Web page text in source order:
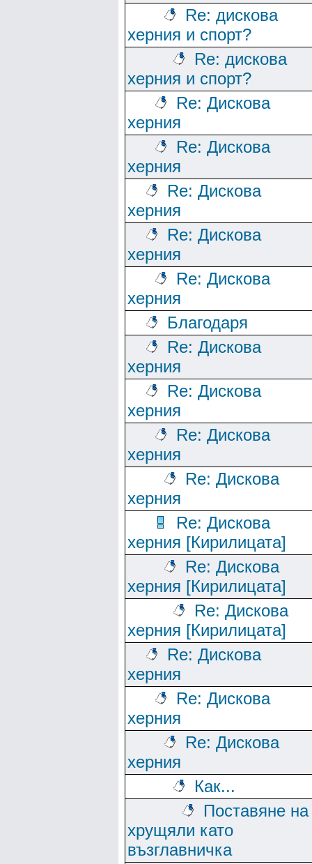
Re: дискова
херния и спорт?
Re: дискова
херния и спорт?
Re: Дискова
херния
Re: Дискова
херния
Re: Дискова
херния
Re: Дискова
херния
Re: Дискова
херния
Благодаря
Re: Дискова
херния
Re: Дискова
херния
Re: Дискова
херния
Re: Дискова
херния
Re: Дискова
херния [Кирилицата]
Re: Дискова
херния [Кирилицата]
Re: Дискова
херния [Кирилицата]
Re: Дискова
херния
Re: Дискова
херния
Re: Дискова
херния
Как...
Поставяне на
хрущяли като
възглавничка